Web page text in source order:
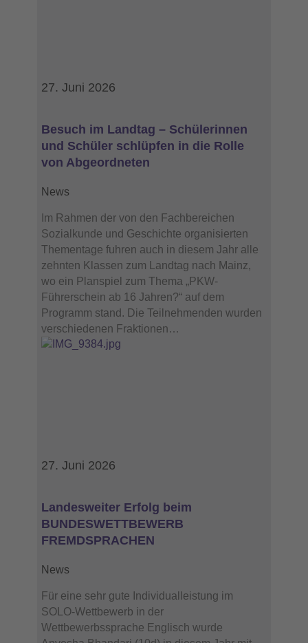
27. Juni 2026
Besuch im Landtag – Schülerinnen
und Schüler schlüpfen in die Rolle
von Abgeordneten
News
Im Rahmen der von den Fachbereichen
Sozialkunde und Geschichte organisierten
Thementage fuhren auch in diesem Jahr alle
zehnten Klassen zum Landtag nach Mainz,
wo ein Planspiel zum Thema „PKW-
Führerschein ab 16 Jahren?“ auf dem
Programm stand. Die Teilnehmenden wurden
verschiedenen Fraktionen…
27. Juni 2026
Landesweiter Erfolg beim
BUNDESWETTBEWERB
FREMDSPRACHEN
News
Für eine sehr gute Individualleistung im
SOLO-Wettbewerb in der
Wettbewerbssprache Englisch wurde